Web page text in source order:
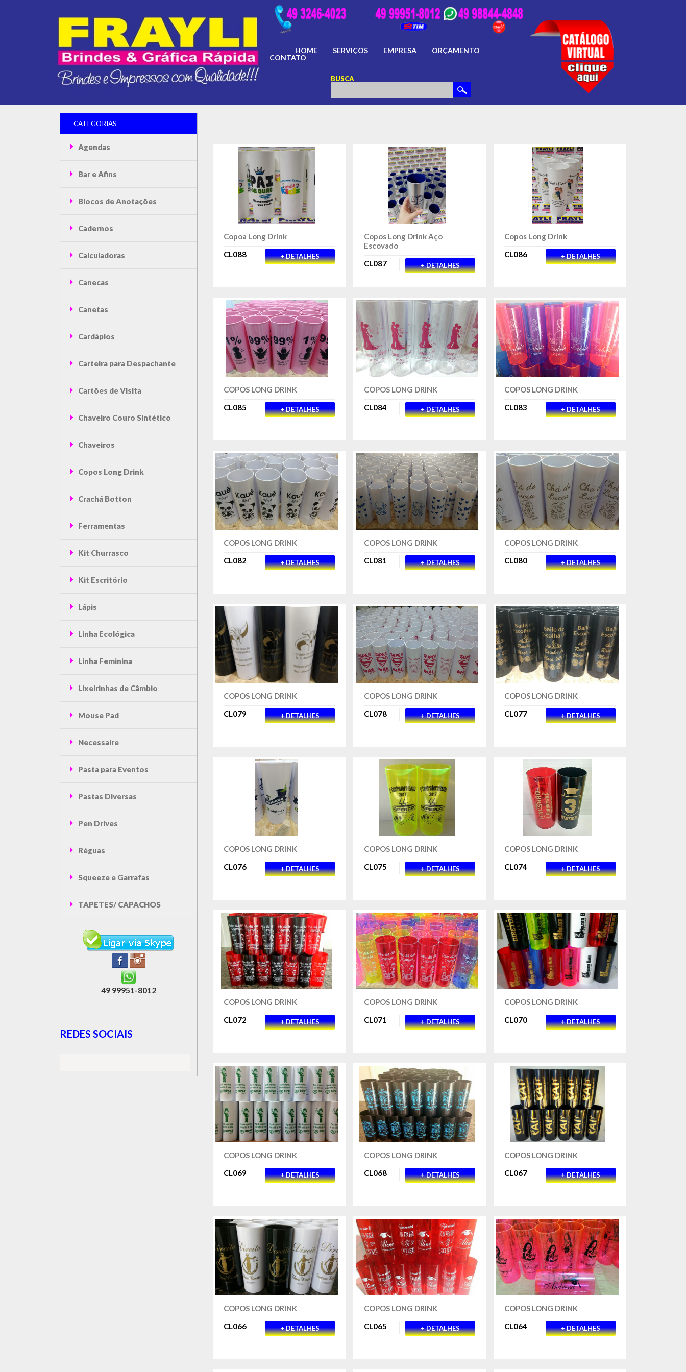
HOME SERVIÇOS EMPRESA
ORÇAMENTO
CONTATO
BUSCA
CATEGORIAS
Agendas
Bar e Afins
Blocos de Anotações
Cadernos
Calculadoras
Canecas
Canetas
Cardápios
Carteira para Despachante
Cartões de Visita
Chaveiro Couro Sintético
Chaveiros
Copos Long Drink
Crachá Botton
Ferramentas
Kit Churrasco
Kit Escritório
Lápis
Linha Ecológica
Linha Feminina
Lixeirinhas de Câmbio
Mouse Pad
Necessaire
Pasta para Eventos
Pastas Diversas
Pen Drives
Réguas
Squeeze e Garrafas
TAPETES/ CAPACHOS
49 99951-8012
REDES SOCIAIS
Copoa Long Drink
CL088
+ DETALHES
Copos Long Drink Aço
Escovado
CL087
+ DETALHES
Copos Long Drink
CL086
+ DETALHES
COPOS LONG DRINK
CL085
+ DETALHES
COPOS LONG DRINK
CL084
+ DETALHES
COPOS LONG DRINK
CL083
+ DETALHES
COPOS LONG DRINK
CL082
+ DETALHES
COPOS LONG DRINK
CL081
+ DETALHES
COPOS LONG DRINK
CL080
+ DETALHES
COPOS LONG DRINK
CL079
+ DETALHES
COPOS LONG DRINK
CL078
+ DETALHES
COPOS LONG DRINK
CL077
+ DETALHES
COPOS LONG DRINK
CL076
+ DETALHES
COPOS LONG DRINK
CL075
+ DETALHES
COPOS LONG DRINK
CL074
+ DETALHES
COPOS LONG DRINK
CL072
+ DETALHES
COPOS LONG DRINK
CL071
+ DETALHES
COPOS LONG DRINK
CL070
+ DETALHES
COPOS LONG DRINK
CL069
+ DETALHES
COPOS LONG DRINK
CL068
+ DETALHES
COPOS LONG DRINK
CL067
+ DETALHES
COPOS LONG DRINK
CL066
+ DETALHES
COPOS LONG DRINK
CL065
+ DETALHES
COPOS LONG DRINK
CL064
+ DETALHES